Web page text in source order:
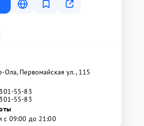
Ола, Первомайская ул., 115
55-83
55-83
с 09:00 до 21:00